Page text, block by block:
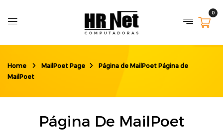
0
Home MailPoet Page Página de MailPoetPágina de
MailPoet
Página De MailPoet